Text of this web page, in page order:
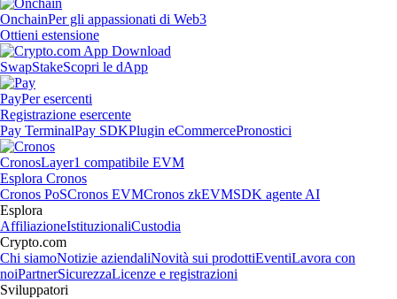
OnchainPer gli appassionati di Web3
Ottieni estensione
SwapStakeScopri le dApp
PayPer esercenti
Registrazione esercente
Pay TerminalPay SDKPlugin eCommercePronostici
CronosLayer1 compatibile EVM
Esplora Cronos
Cronos PoSCronos EVMCronos zkEVMSDK agente AI
Esplora
AffiliazioneIstituzionaliCustodia
Crypto.com
Chi siamoNotizie aziendaliNovità sui prodottiEventiLavora con
noiPartnerSicurezzaLicenze e registrazioni
Sviluppatori